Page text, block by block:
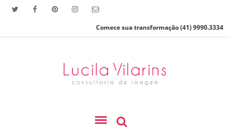
Comece sua transformação (41) 9990.3334